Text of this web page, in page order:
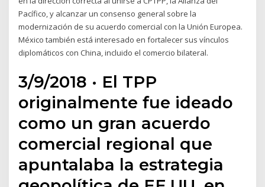
Pacífico, y alcanzar un consenso general sobre la
modernización de su acuerdo comercial con la Unión Europea.
México también está interesado en fortalecer sus vínculos
diplomáticos con China, incluido el comercio bilateral.
3/9/2018 · El TPP
originalmente fue ideado
como un gran acuerdo
comercial regional que
apuntalaba la estrategia